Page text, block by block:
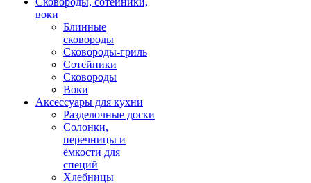
воки
Блинные
сковороды
Сковороды-гриль
Сотейники
Сковороды
Воки
Аксессуары для кухни
Разделочные доски
Солонки,
перечницы и
ёмкости для
специй
Хлебницы